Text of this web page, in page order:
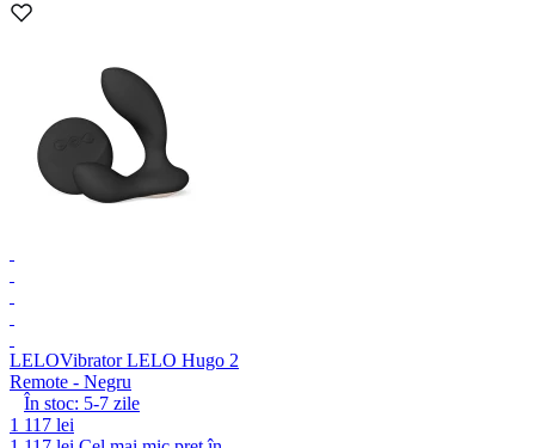
LELOVibrator LELO Hugo 2
Remote - Negru
În stoc: 5-7 zile
1 117 lei